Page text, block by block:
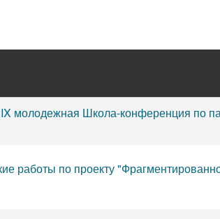
молодежная Школа-конференция по
работы по проекту